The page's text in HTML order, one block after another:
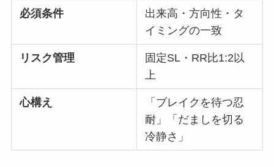
必須条件
出来高・方向性・タ
イミングの一致
リスク管理
固定SL・RR比1:2以
上
心構え
「ブレイクを待つ忍
耐」「だましを切る
冷静さ」